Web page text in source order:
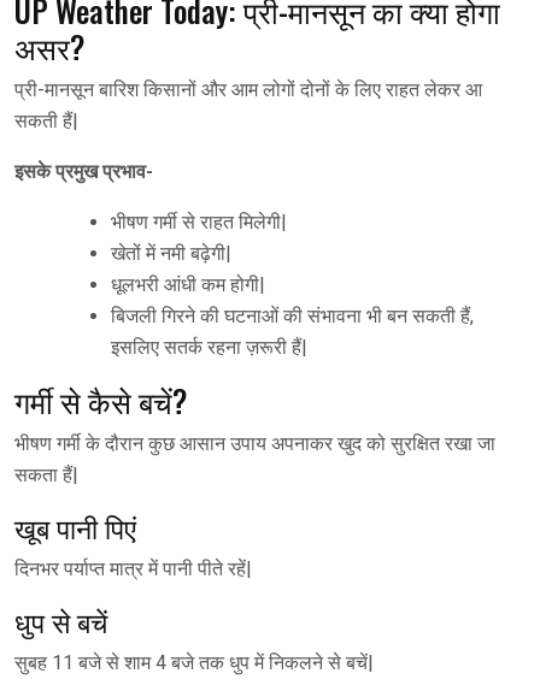
UP Weather Today: प्री-मानसून का क्या होगा
असर?
प्री-मानसून बारिश किसानों और आम लोगों दोनों के लिए राहत लेकर आ
सकती हैं|
इसके प्रमुख प्रभाव-
भीषण गर्मी से राहत मिलेगी|
खेतों में नमी बढ़ेगी|
धूलभरी आंधी कम होगी|
बिजली गिरने की घटनाओं की संभावना भी बन सकती हैं,
इसलिए सतर्क रहना ज़रूरी हैं|
गर्मी से कैसे बचें?
भीषण गर्मी के दौरान कुछ आसान उपाय अपनाकर खुद को सुरक्षित रखा जा
सकता हैं|
खूब पानी पिएं
दिनभर पर्याप्त मात्र में पानी पीते रहें|
धुप से बचें
सुबह 11 बजे से शाम 4 बजे तक धुप में निकलने से बचें|